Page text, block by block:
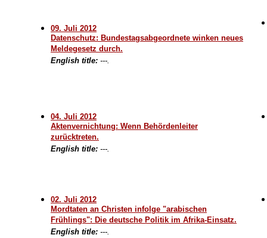
09. Juli 2012
Datenschutz: Bundestagsabgeordnete winken neues
Meldegesetz durch.
English title: ---.
04. Juli 2012
Aktenvernichtung: Wenn Behördenleiter
zurücktreten.
English title: ---.
02. Juli 2012
Mordtaten an Christen infolge "arabischen
Frühlings": Die deutsche Politik im Afrika-Einsatz.
English title: ---.